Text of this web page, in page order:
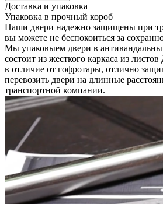
Доставка и упаковка
Упаковка в прочный короб
Наши двери надежно защищены при
вы можете не беспокоиться за
Мы упаковыем двери в
состоит из жесткого каркаса из
в отличие от гофротары, отлично
перевозить двери на длинные
транспортной компании.